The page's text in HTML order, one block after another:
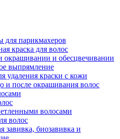
для парикмахеров
краска для волос
окрашивании и обесцвечивании
выпрямление
удаления краски с кожи
и после окрашивания волос
волосами
волос
завивка, биозавивка и